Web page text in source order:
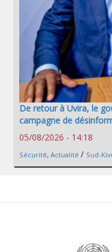
De retour à Uvira, le
campagne de
05/08/2026 - 14:18
Sécurité, Actualité / Sud-